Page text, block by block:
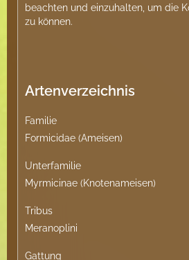
beachten und einzuhalten, um die
zu können.
Artenverzeichnis
Familie
Formicidae (Ameisen)
Unterfamilie
Myrmicinae (Knotenameisen)
Tribus
Meranoplini
Gattung